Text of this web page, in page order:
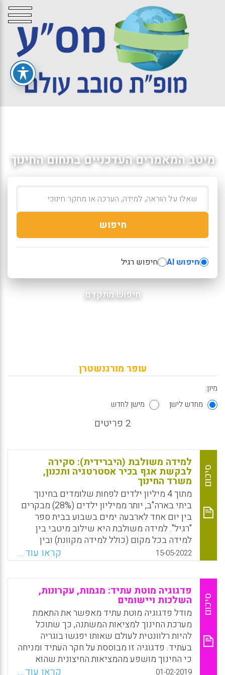
מיטב המאמרים העדכניים בתחום החינוך
חיפוש
חיפוש AI חיפוש רגיל
חיפוש מתקדם
עופר מורגנשטרן
מיון:
מחדש לישן
מישן לחדש
2 פריטים
סיכום
למידה משולבת (היברידית): סקירה
לבקשת אגף בכיר אסטרטגיה ותכנון,
משרד החינוך
מתוך 4 מיליון ילדים לפחות שלומדים בחינוך
ביתי בארה"ב, יותר ממיליון ילדים (28%) מבקרים
בין יום אחד לארבעה ימים בשבוע בבית ספר
"רגיל". למידה משולבת היא שילוב מיטבי בין
למידה בכל מקום (כולל למידה מקוונת) ובין
למידה פנים מול פנים בכיתה. שילוב זה מאפשר
למידה עצמאית ומותאמת אישית בהיבטי זמן,
מקום, אופן, ונתיב הלמידה ותומך בפעלנות
(agency) הלומד.
WhatsApp
Facebook
Email
X
15-05-2022 קראו עוד...
סיכום
פדגוגיה מוטת עתיד: מגמות, עקרונות,
השלכות ויישומים
מודל פדגוגיה מוטת עתיד מאפשר את התאמת
מערכת החינוך למציאות המשתנה, כך שתוכל
להיות רלוונטית לעולם שאותו יפגשו בוגריה
בעתיד. פדגוגיה זו מבוססת על חקר העתיד ומניחה
כי החינוך מושפע מהמציאות החיצונית שהוא
פועל בה וכי עליו להכין את התלמידים לקראתה.
01-02-2019 קראו עוד...